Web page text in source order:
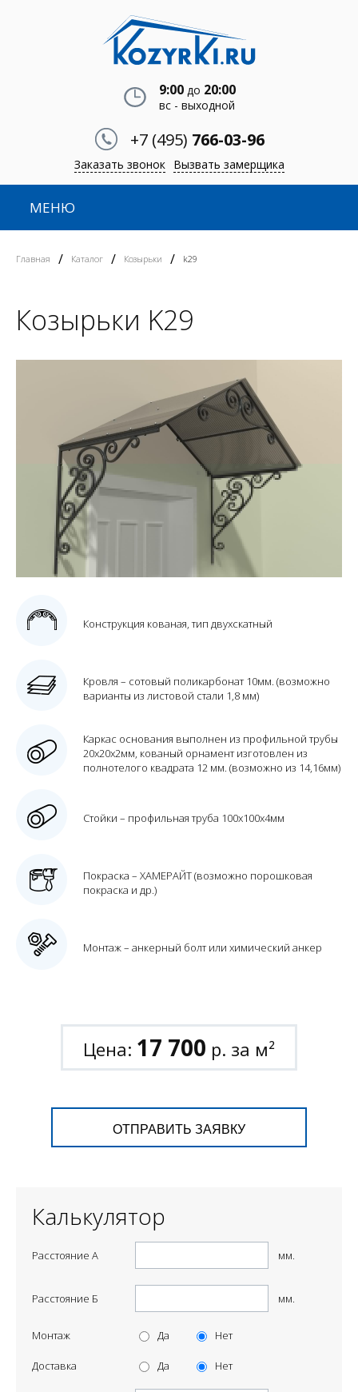
9:00до 20:00
вс - выходной
+7 (495) 766-03-96
Заказать звонок Вызвать замерщика
МЕНЮ
Главная / Каталог / Козырьки / k29
Козырьки K29
Конструкция кованая, тип двухскатный
Кровля – сотовый поликарбонат 10мм. (возможно
варианты из листовой стали 1,8 мм)
Каркас основания выполнен из профильной трубы
20х20х2мм, кованый орнамент изготовлен из
полнотелого квадрата 12 мм. (возможно из 14,16мм)
Стойки – профильная труба 100х100х4мм
Покраска – ХАМЕРАЙТ (возможно порошковая
покраска и др.)
Монтаж – анкерный болт или химический анкер
Цена: 17 700 р. за м²
ОТПРАВИТЬ ЗАЯВКУ
Калькулятор
Расстояние А мм.
Расстояние Б мм.
Монтаж Да Нет
Доставка Да Нет